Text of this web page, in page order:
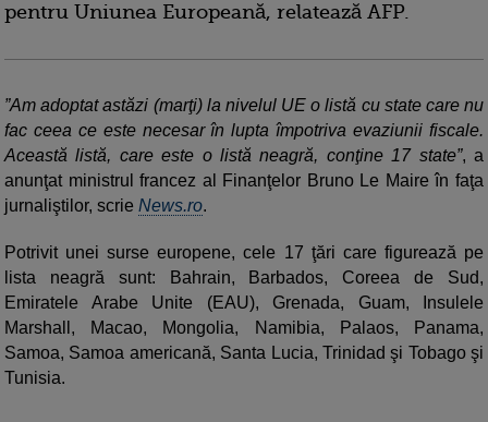
pentru Uniunea Europeană, relatează AFP.
”Am adoptat astăzi (marţi) la nivelul UE o listă cu state care nu
fac ceea ce este necesar în lupta împotriva evaziunii fiscale.
Această listă, care este o listă neagră, conţine 17 state”, a
anunţat ministrul francez al Finanţelor Bruno Le Maire în faţa
jurnaliştilor, scrie News.ro.
Potrivit unei surse europene, cele 17 ţări care figurează pe
lista neagră sunt: Bahrain, Barbados, Coreea de Sud,
Emiratele Arabe Unite (EAU), Grenada, Guam, Insulele
Marshall, Macao, Mongolia, Namibia, Palaos, Panama,
Samoa, Samoa americană, Santa Lucia, Trinidad şi Tobago şi
Tunisia.